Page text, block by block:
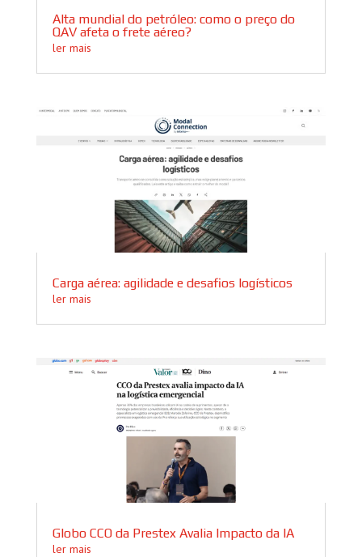
Alta mundial do petróleo: como o preço do
QAV afeta o frete aéreo?
ler mais
Carga aérea: agilidade e desafios logísticos
ler mais
Globo CCO da Prestex Avalia Impacto da IA
ler mais